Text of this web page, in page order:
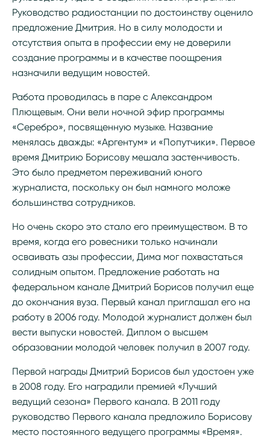
Руководство радиостанции по достоинству оценило
предложение Дмитрия. Но в силу молодости и
отсутствия опыта в профессии ему не доверили
создание программы и в качестве поощрения
назначили ведущим новостей.
Работа проводилась в паре с Александром
Плющевым. Они вели ночной эфир программы
«Серебро», посвященную музыке. Название
менялась дважды: «Аргентум» и «Попутчики». Первое
время Дмитрию Борисову мешала застенчивость.
Это было предметом переживаний юного
журналиста, поскольку он был намного моложе
большинства сотрудников.
Но очень скоро это стало его преимуществом. В то
время, когда его ровесники только начинали
осваивать азы профессии, Дима мог похвастаться
солидным опытом. Предложение работать на
федеральном канале Дмитрий Борисов получил еще
до окончания вуза. Первый канал приглашал его на
работу в 2006 году. Молодой журналист должен был
вести выпуски новостей. Диплом о высшем
образовании молодой человек получил в 2007 году.
Первой награды Дмитрий Борисов был удостоен уже
в 2008 году. Его наградили премией «Лучший
ведущий сезона» Первого канала. В 2011 году
руководство Первого канала предложило Борисову
место постоянного ведущего программы «Время».